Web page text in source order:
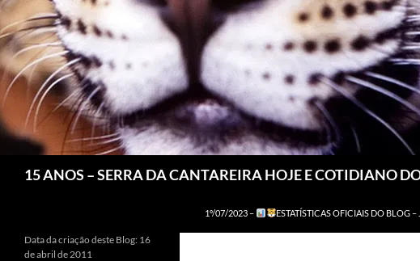
15 ANOS – SERRA DA CANTAREIRA HOJE E COTIDIANO
1º/07/2023 – ESTATÍSTICAS OFICIAIS DO BLOG
Data da criação deste Blog: 16
de abril de 2011